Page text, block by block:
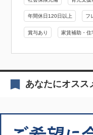
年間休日120日以上 フ
賞与あり 家賃補助・住
あなたにオスス